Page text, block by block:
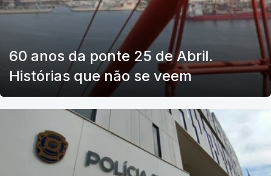
60 anos da ponte 25 de Abril.
Histórias que não se veem